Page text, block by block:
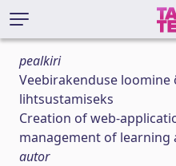
pealkiri
Veebirakenduse
lihtsustamiseks
Creation of web-
management of learning
autor